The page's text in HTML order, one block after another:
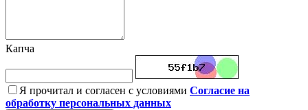
Капча
Я прочитал и согласен с условиями Согласие на
обработку персональных данных